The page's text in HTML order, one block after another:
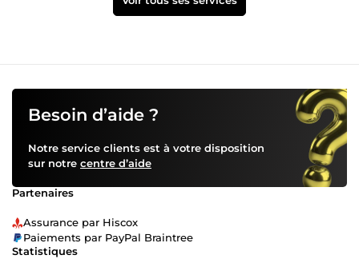
Besoin d’aide ?
Notre service clients est à votre disposition
sur notre centre d’aide
Partenaires
Assurance par Hiscox
Paiements par PayPal Braintree
Statistiques